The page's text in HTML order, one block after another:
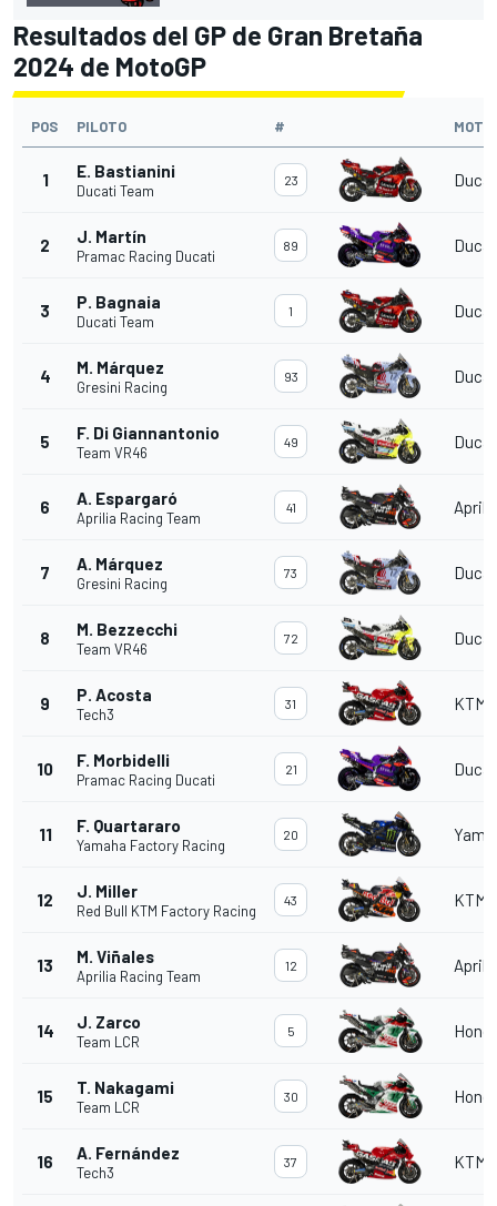
Resultados del GP de Gran Bretaña
2024 de MotoGP
POS PILOTO # MOTO
1 E. Bastianini
Ducati Team
23
2 J. Martín
Pramac Racing Ducati
89
3 P. Bagnaia
Ducati Team
1
4 M. Márquez
Gresini Racing
93
5 F. Di Giannantonio
Team VR46
49
6 A. Espargaró
Aprilia Racing Team
41
7 A. Márquez
Gresini Racing
73
8 M. Bezzecchi
Team VR46
72
9 P. Acosta
Tech3
31 KTM
10 F. Morbidelli
Pramac Racing Ducati
21
11 F. Quartararo
Yamaha Factory Racing
20
12 J. Miller
Red Bull KTM Factory Racing
43 KTM
13 M. Viñales
Aprilia Racing Team
12
14 J. Zarco
Team LCR
5
15 T. Nakagami
Team LCR
30
16 A. Fernández
Tech3
37 KTM